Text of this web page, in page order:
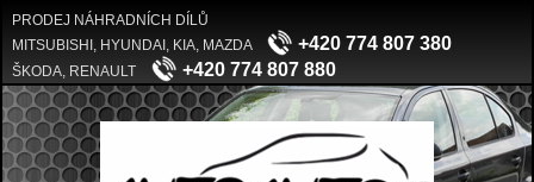
PRODEJ NÁHRADNÍCH DÍLŮ
MITSUBISHI, HYUNDAI, KIA, MAZDA
+420 774 807 380
ŠKODA, RENAULT +420 774 807 880